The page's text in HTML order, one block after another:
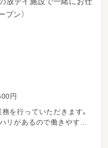
プン）
円
を行っていただきます。
リがあるので働きやすい